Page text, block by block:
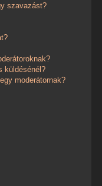
szavazást?
küldésénél?
moderátornak?